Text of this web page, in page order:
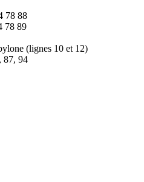
78 88
78 89
(lignes 10 et 12)
87, 94